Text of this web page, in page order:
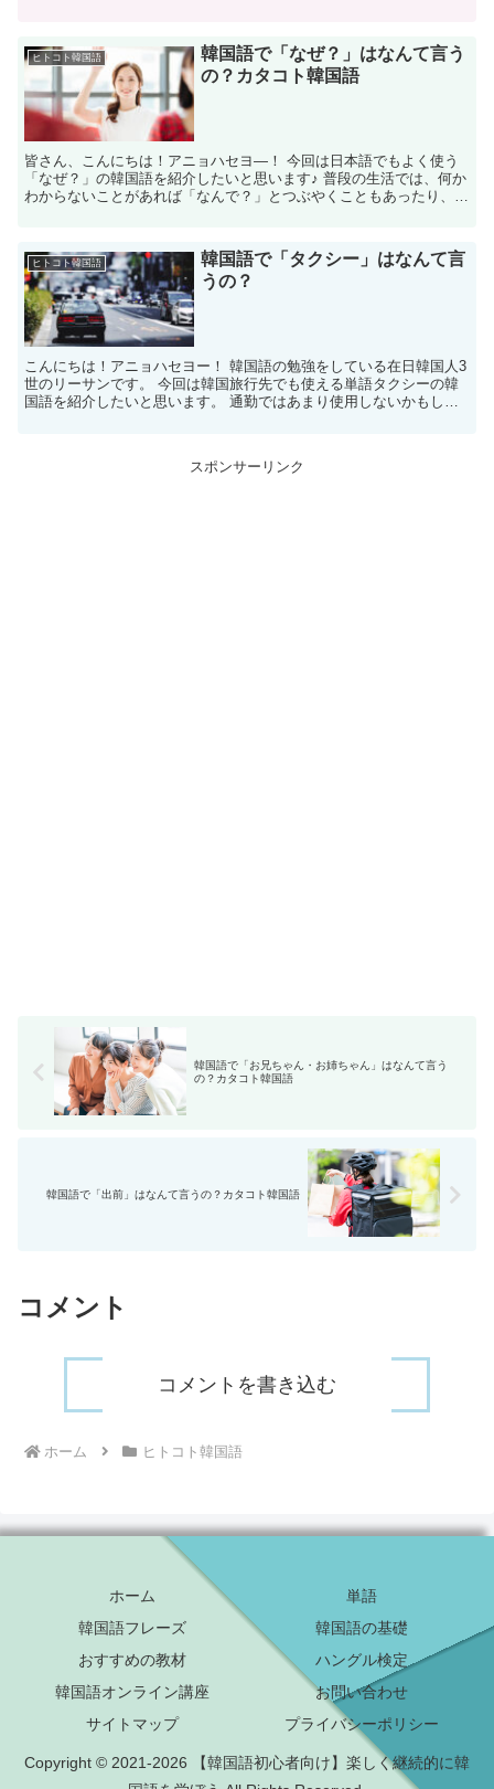
ヒトコト韓国語
韓国語で「なぜ？」はなんて言う
の？カタコト韓国語
皆さん、こんにちは！アニョハセヨ―！ 今回は日本語でもよく使う
「なぜ？」の韓国語を紹介したいと思います♪ 普段の生活では、何か
わからないことがあれば「なんで？」とつぶやくこともあったり、
ヒトコト韓国語
韓国語で「タクシー」はなんて言
うの？
こんにちは！アニョハセヨー！ 韓国語の勉強をしている在日韓国人3
世のリーサンです。 今回は韓国旅行先でも使える単語タクシーの韓
国語を紹介したいと思います。 通勤ではあまり使用しないかもしれ
スポンサーリンク
韓国語で「お兄ちゃん・お姉ちゃん」はなんて言う
の？カタコト韓国語
韓国語で「出前」はなんて言うの？カタコト韓国語
コメント
コメントを書き込む
ホーム ヒトコト韓国語
ホーム
単語
韓国語フレーズ
韓国語の基礎
おすすめの教材
ハングル検定
韓国語オンライン講座
お問い合わせ
サイトマップ
プライバシーポリシー
Copyright © 2021-2026 【韓国語初心者向け】楽しく継続的に韓